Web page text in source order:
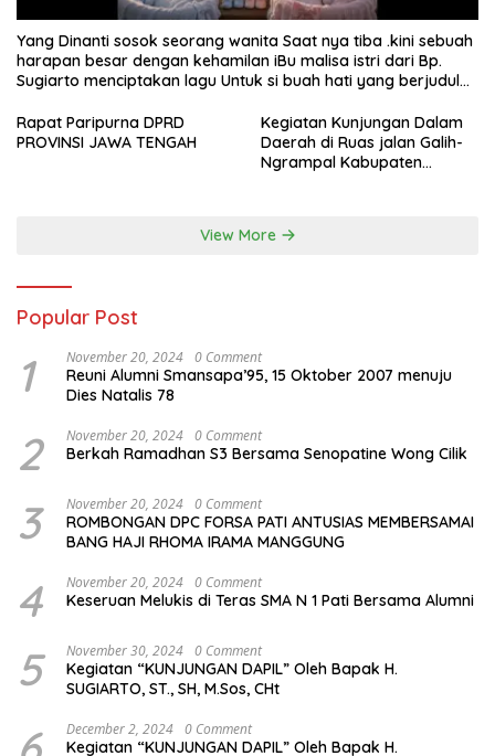
Yang Dinanti sosok seorang wanita Saat nya tiba .kini sebuah
harapan besar dengan kehamilan iBu malisa istri dari Bp.
Sugiarto menciptakan lagu Untuk si buah hati yang berjudul
Rapat Paripurna DPRD
PROVINSI JAWA TENGAH
Kegiatan Kunjungan Dalam
Daerah di Ruas jalan Galih-
Ngrampal Kabupaten
View More
Popular Post
1 November 20, 2024 0 Comment
Reuni Alumni Smansapa’95, 15 Oktober 2007 menuju
Dies Natalis 78
2 November 20, 2024 0 Comment
Berkah Ramadhan S3 Bersama Senopatine Wong Cilik
3 November 20, 2024 0 Comment
ROMBONGAN DPC FORSA PATI ANTUSIAS MEMBERSAMAI
BANG HAJI RHOMA IRAMA MANGGUNG
4 November 20, 2024 0 Comment
Keseruan Melukis di Teras SMA N 1 Pati Bersama Alumni
5 November 30, 2024 0 Comment
Kegiatan “KUNJUNGAN DAPIL” Oleh Bapak H.
SUGIARTO, ST., SH, M.Sos, CHt
December 2, 2024 0 Comment
Kegiatan “KUNJUNGAN DAPIL” Oleh Bapak H.